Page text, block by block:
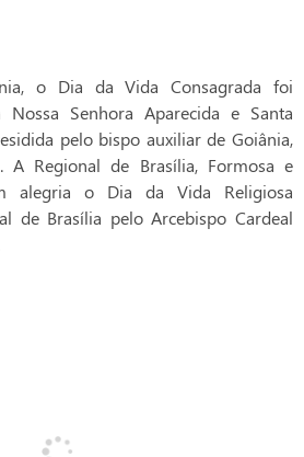
o Dia da Vida Consagrada foi
Nossa Senhora Aparecida e Santa
pelo bispo auxiliar de Goiânia,
A Regional de Brasília, Formosa e
alegria o Dia da Vida Religiosa
de Brasília pelo Arcebispo Cardeal